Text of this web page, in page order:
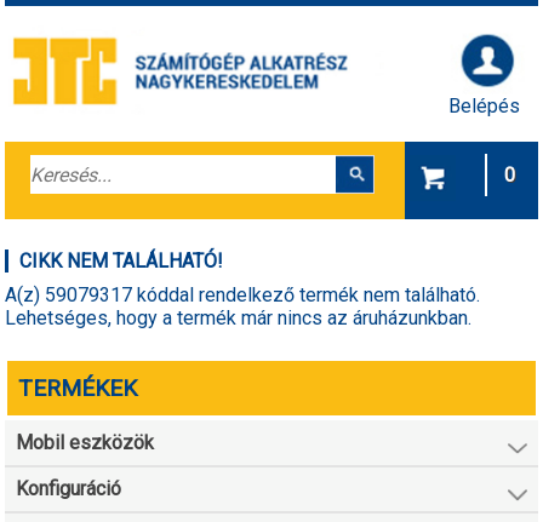
Belépés
0
CIKK NEM TALÁLHATÓ!
A(z) 59079317 kóddal rendelkező termék nem található.
Lehetséges, hogy a termék már nincs az áruházunkban.
TERMÉKEK
Mobil eszközök
Konfiguráció